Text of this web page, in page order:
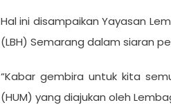
Hal ini disampaikan Yayasan
(LBH) Semarang dalam siaran
“Kabar gembira untuk kita
(HUM) yang diajukan oleh